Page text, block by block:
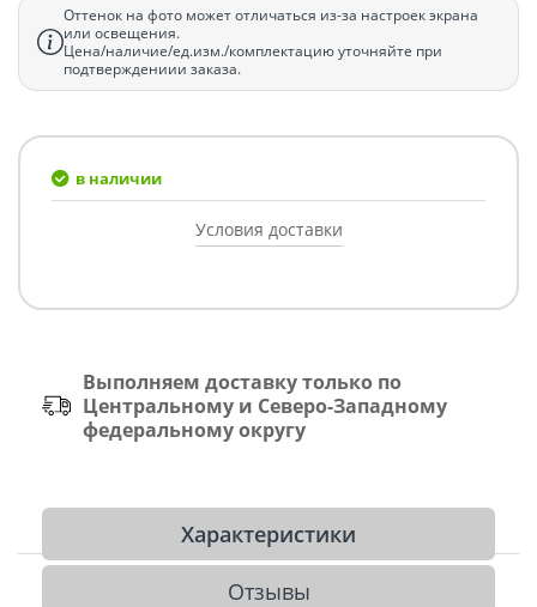
Оттенок на фото может отличаться из-за настроек экрана
или освещения.
Цена/наличие/ед.изм./комплектацию уточняйте при
подтверждениии заказа.
в наличии
Условия доставки
Выполняем доставку только по
Центральному и Северо-Западному
федеральному округу
Характеристики
Отзывы